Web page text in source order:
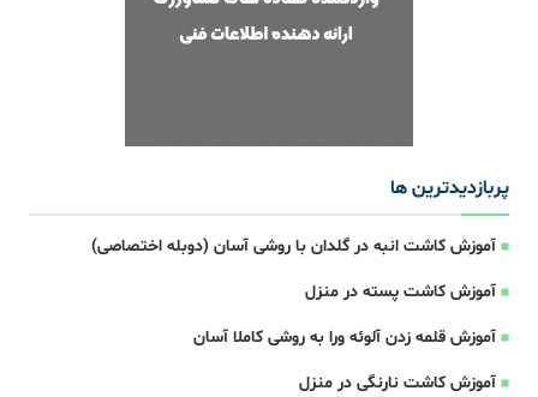
پربازدیدترین ها
آموزش کاشت انبه در گلدان با روشی آسان (دوبله اختصاصی)
آموزش کاشت پسته در منزل
آموزش قلمه زدن آلوئه ورا به روشی کاملا آسان
آموزش کاشت نارنگی در منزل